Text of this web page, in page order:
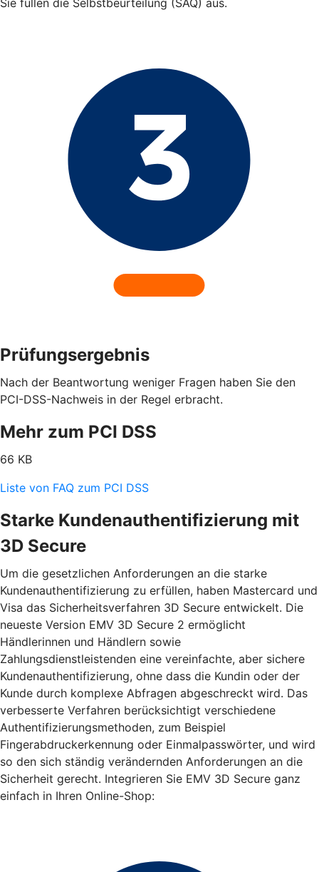
Prüfungsergebnis
Nach der Beantwortung weniger Fragen haben Sie den
PCI-DSS-Nachweis in der Regel erbracht.
Mehr zum PCI DSS
66 KB
Liste von FAQ zum PCI DSS
Starke Kundenauthentifizierung mit
3D Secure
Um die gesetzlichen Anforderungen an die starke
Kundenauthentifizierung zu erfüllen, haben Mastercard und
Visa das Sicherheitsverfahren 3D Secure entwickelt. Die
neueste Version EMV 3D Secure 2 ermöglicht
Händlerinnen und Händlern sowie
Zahlungsdienstleistenden eine vereinfachte, aber sichere
Kundenauthentifizierung, ohne dass die Kundin oder der
Kunde durch komplexe Abfragen abgeschreckt wird. Das
verbesserte Verfahren berücksichtigt verschiedene
Authentifizierungsmethoden, zum Beispiel
Fingerabdruckerkennung oder Einmalpasswörter, und wird
so den sich ständig verändernden Anforderungen an die
Sicherheit gerecht. Integrieren Sie EMV 3D Secure ganz
einfach in Ihren Online-Shop: